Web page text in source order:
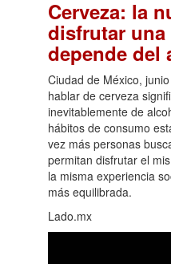
Cerveza: la
disfrutar una
depende del
Ciudad de México,
hablar de cerveza
inevitablemente de
hábitos de consumo
vez más personas
permitan disfrutar el
la misma experiencia
más equilibrada.
Lado.mx